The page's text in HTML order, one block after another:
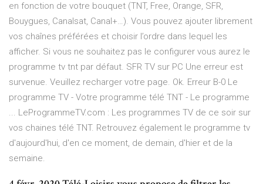
en fonction de votre bouquet (TNT, Free, Orange, SFR,
Bouygues, Canalsat, Canal+…). Vous pouvez ajouter librement
vos chaînes préférées et choisir l’ordre dans lequel les
afficher. Si vous ne souhaitez pas le configurer vous aurez le
programme tv tnt par défaut. SFR TV sur PC Une erreur est
survenue. Veuillez recharger votre page. Ok. Erreur B-0 Le
programme TV - Votre programme télé TNT - Le programme
... LeProgrammeTV.com : Les programmes TV de ce soir sur
vos chaines télé TNT. Retrouvez également le programme tv
d'aujourd'hui, d'en ce moment, de demain, d'hier et de la
semaine.